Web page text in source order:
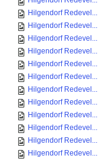
Hilgendorf Redevel...
Hilgendorf Redevel...
Hilgendorf Redevel...
Hilgendorf Redevel...
Hilgendorf Redevel...
Hilgendorf Redevel...
Hilgendorf Redevel...
Hilgendorf Redevel...
Hilgendorf Redevel...
Hilgendorf Redevel...
Hilgendorf Redevel...
Hilgendorf Redevel...